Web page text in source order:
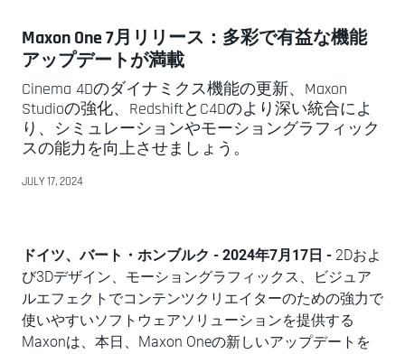
Maxon One 7月リリース：多彩で有益な機能
アップデートが満載
Cinema 4Dのダイナミクス機能の更新、Maxon
Studioの強化、RedshiftとC4Dのより深い統合によ
り、シミュレーションやモーショングラフィック
スの能力を向上させましょう。
JULY 17, 2024
ドイツ、バート・ホンブルク - 2024年7月17日 - 2Dおよ
び3Dデザイン、モーショングラフィックス、ビジュア
ルエフェクトでコンテンツクリエイターのための強力で
使いやすいソフトウェアソリューションを提供する
Maxonは、本日、Maxon Oneの新しいアップデートを